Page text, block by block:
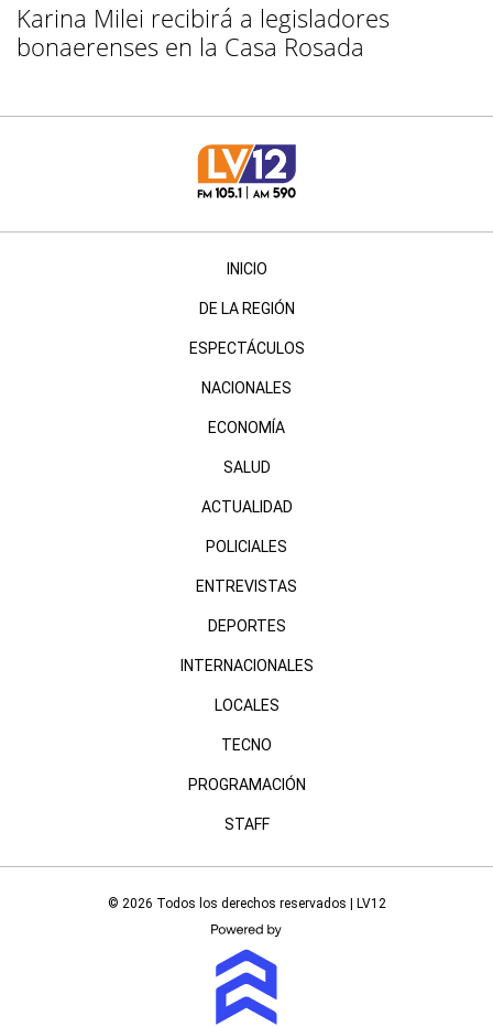
Karina Milei recibirá a legisladores
bonaerenses en la Casa Rosada
INICIO
DE LA REGIÓN
ESPECTÁCULOS
NACIONALES
ECONOMÍA
SALUD
ACTUALIDAD
POLICIALES
ENTREVISTAS
DEPORTES
INTERNACIONALES
LOCALES
TECNO
PROGRAMACIÓN
STAFF
© 2026 Todos los derechos reservados | LV12